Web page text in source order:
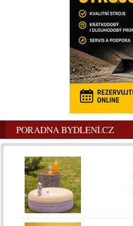
PORADNA BYDLENÍ.CZ